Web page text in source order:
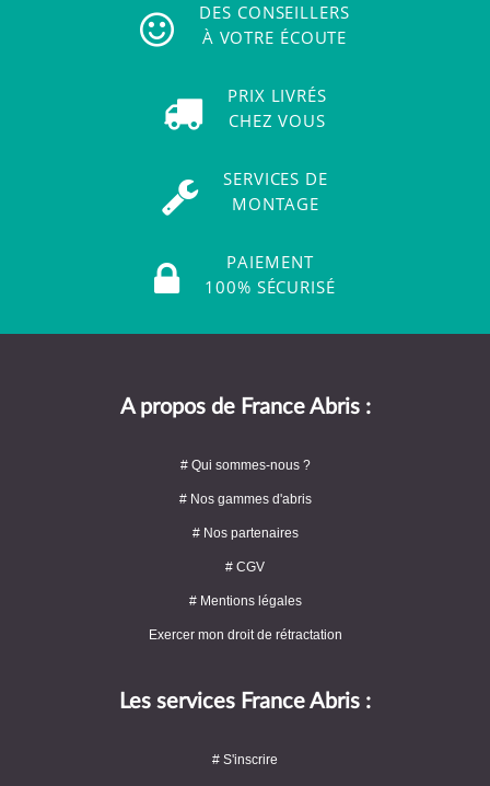
DES CONSEILLERS
À VOTRE ÉCOUTE
PRIX LIVRÉS
CHEZ VOUS
SERVICES DE
MONTAGE
PAIEMENT
100% SÉCURISÉ
A propos de France Abris :
# Qui sommes-nous ?
# Nos gammes d'abris
# Nos partenaires
# CGV
# Mentions légales
Exercer mon droit de rétractation
Les services France Abris :
# S'inscrire